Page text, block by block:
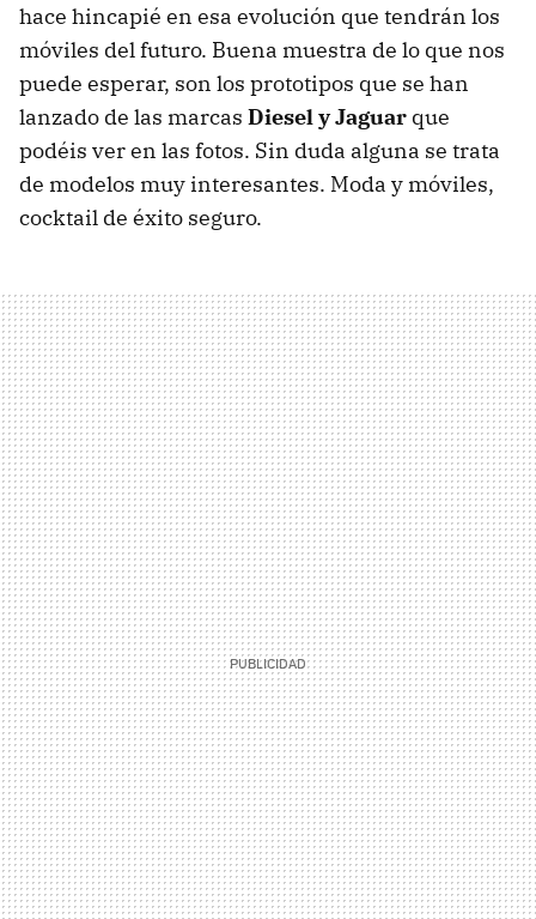
hace hincapié en esa evolución que tendrán los
móviles del futuro. Buena muestra de lo que nos
puede esperar, son los prototipos que se han
lanzado de las marcas Diesel y Jaguar que
podéis ver en las fotos. Sin duda alguna se trata
de modelos muy interesantes. Moda y móviles,
cocktail de éxito seguro.